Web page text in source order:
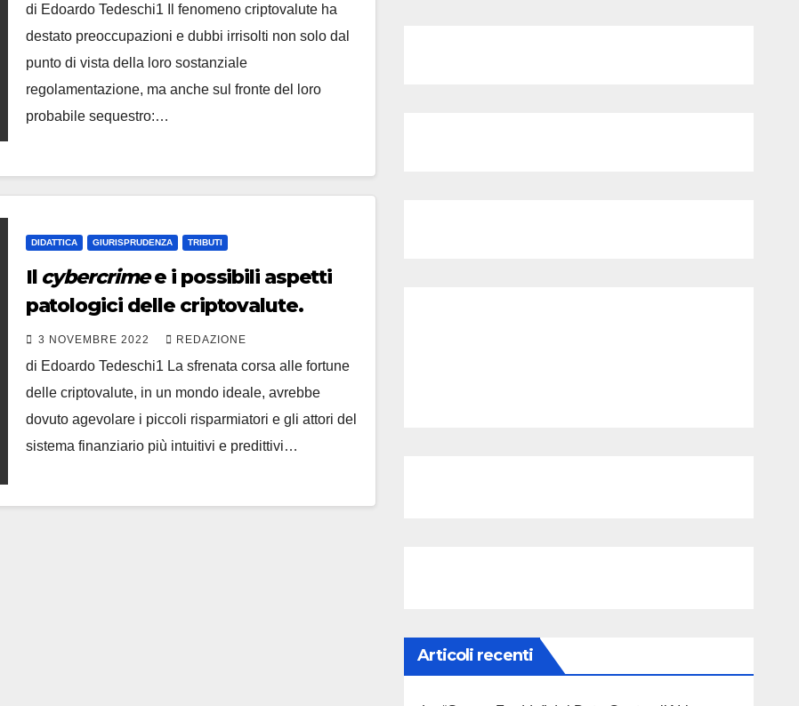
di Edoardo Tedeschi1 Il fenomeno criptovalute ha
destato preoccupazioni e dubbi irrisolti non solo dal
punto di vista della loro sostanziale
regolamentazione, ma anche sul fronte del loro
probabile sequestro:…
DIDATTICA GIURISPRUDENZA TRIBUTI
Il cybercrimee i possibili aspetti
patologici delle criptovalute.
3 NOVEMBRE 2022 REDAZIONE
di Edoardo Tedeschi1 La sfrenata corsa alle fortune
delle criptovalute, in un mondo ideale, avrebbe
dovuto agevolare i piccoli risparmiatori e gli attori del
sistema finanziario più intuitivi e predittivi…
Articoli recenti